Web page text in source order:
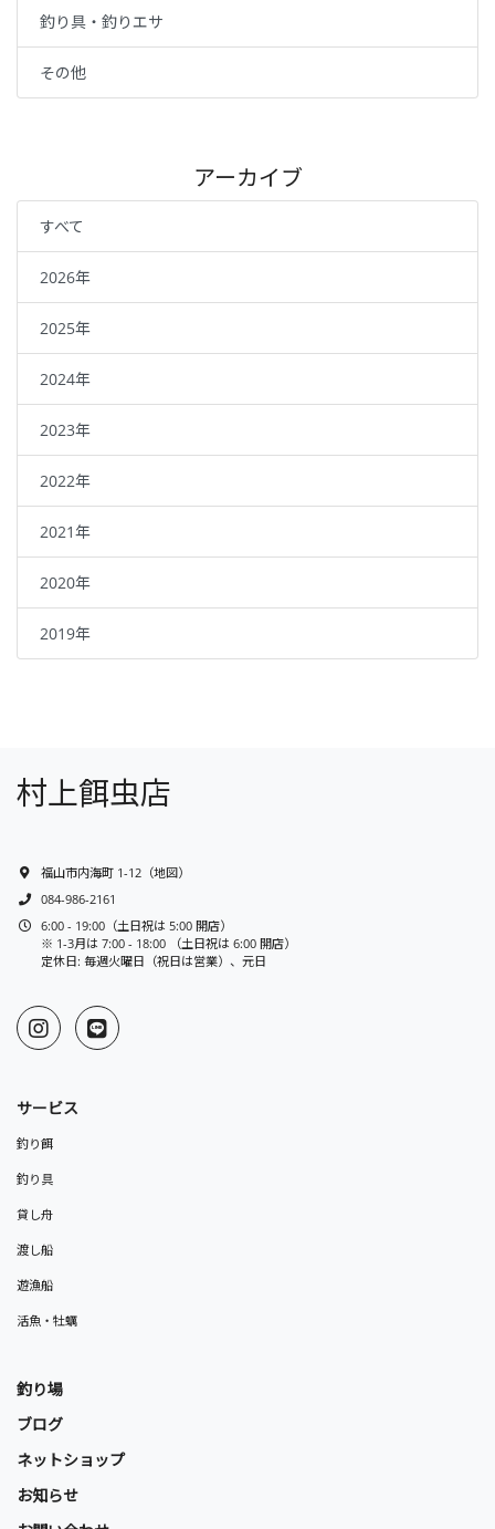
釣り具・釣りエサ
その他
アーカイブ
すべて
2026年
2025年
2024年
2023年
2022年
2021年
2020年
2019年
村上餌虫店
福山市内海町 1-12 （地図）
084-986-2161
6:00 - 19:00（土日祝は 5:00 開店）
※ 1-3月は 7:00 - 18:00 （土日祝は 6:00 開店）
定休日: 毎週火曜日（祝日は営業）、元日
サービス
釣り餌
釣り具
貸し舟
渡し船
遊漁船
活魚・牡蠣
釣り場
ブログ
ネットショップ
お知らせ